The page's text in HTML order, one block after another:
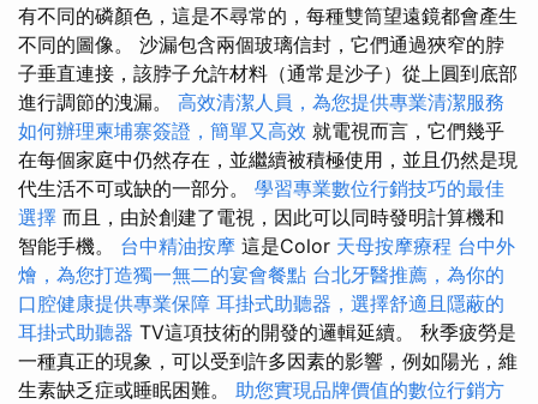
有不同的磷顏色，這是不尋常的，每種雙筒望遠鏡都會產生
不同的圖像。 沙漏包含兩個玻璃信封，它們通過狹窄的脖
子垂直連接，該脖子允許材料（通常是沙子）從上圓到底部
進行調節的洩漏。 高效清潔人員，為您提供專業清潔服務
如何辦理柬埔寨簽證，簡單又高效 就電視而言，它們幾乎
在每個家庭中仍然存在，並繼續被積極使用，並且仍然是現
代生活不可或缺的一部分。 學習專業數位行銷技巧的最佳
選擇 而且，由於創建了電視，因此可以同時發明計算機和
智能手機。 台中精油按摩 這是Color 天母按摩療程 台中外
燴，為您打造獨一無二的宴會餐點 台北牙醫推薦，為你的
口腔健康提供專業保障 耳掛式助聽器，選擇舒適且隱蔽的
耳掛式助聽器 TV這項技術的開發的邏輯延續。 秋季疲勞是
一種真正的現象，可以受到許多因素的影響，例如陽光，維
生素缺乏症或睡眠困難。 助您實現品牌價值的數位行銷方